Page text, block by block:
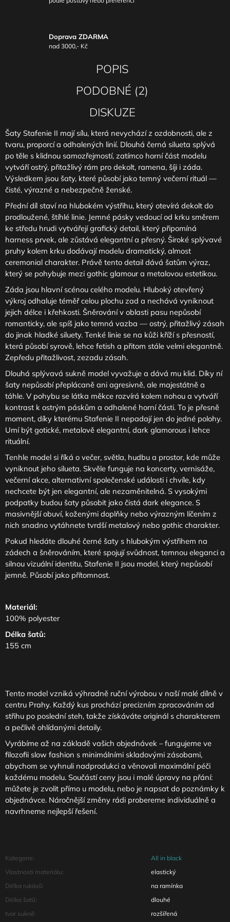
Doprava ZDARMA
nad 3000,- Kč
POPIS
PODOBNÉ (2)
DISKUZE
Šaty Stafenie II mají sílu, která nevychází z ozdobnosti, ale z
tvaru, proporcí a odhalených linií. Dlouhá černá silueta splývá
po těle s klidnou samozřejmostí, zatímco horní část modelu
vytváří ostrý, přitažlivý rám pro dekolt, ramena, šíji i záda.
Výsledkem jsou šaty, které působí jako temný večerní rituál —
čisté, výrazné a nebezpečně ženské.
Přední díl staví na hlubokém výstřihu, který otevírá dekolt do
prodloužené, štíhlé linie. Jemné pásky vedoucí od krku směrem
ke středu hrudi vytvářejí grafický detail, který připomíná
harness prvek, ale zůstává elegantní a přesný. Široké splývavé
pruhy kolem krku dodávají modelu dramatický, almost
ceremonial charakter. Právě tento detail dává šatům výraz,
který se pohybuje mezi gothic glamour a metalovou estetikou.
Záda jsou hlavní scénou celého modelu. Hluboký otevřený
výkroj odhaluje téměř celou plochu zad a nechává vyniknout
jejich délce i křehkosti. Šněrování v oblasti pasu nepůsobí
romanticky, ale spíš jako temná vazba — ostrý, přitažlivý zásah
do jinak hladké siluety. Tenké linie se na kůži kříží s přesností,
která působí syrově, lehce fetish a přitom stále velmi elegantně.
Zepředu přitažlivost, zezadu zásah.
Dlouhá splývavá sukně model vyvažuje a dává mu klid. Díky ní
šaty nepůsobí přeplácaně ani agresivně, ale majestátně a
táhle. V pohybu se látka měkce rozvírá kolem nohou a vytváří
kontrast k ostrým páskům a odhalené horní části. To je přesně
moment, díky kterému Stafenie II nepadají jen do jedné polohy.
Umí být gotické, metalově elegantní, dark glamorous i lehce
rituální.
Tenhle model si říká o večer, světla, hudbu a prostor, kde může
vyniknout jeho silueta. Skvěle funguje na koncerty, vernisáže,
večerní akce, alternativní společenské události i chvíle, kdy
nechcete být jen elegantní, ale nezaměnitelná. S vysokými
podpatky budou šaty působit jako čistá dark elegance. S
masivnější obuví, koženými doplňky nebo výrazným líčením z
nich snadno vytáhnete tvrdší metalový nebo gothic charakter.
Pokud hledáte dlouhé černé šaty s hlubokým výstřihem na
zádech a šněrováním, které spojují svůdnost, temnou eleganci a
silnou vizuální identitu, Stafenie II jsou model, který nepůsobí
jemně. Působí jako přítomnost.
Materiál:
100% polyester
Délka šatů:
155 cm
Tento model vzniká výhradně ruční výrobou v naší malé dílně v
centru Prahy. Každý kus prochází precizním zpracováním od
střihu po poslední steh, takže získáváte originál s charakterem
a pečlivě ohlídanými detaily.
Vyrábíme až na základě vašich objednávek – fungujeme ve
filozofii slow fashion s minimálními skladovými zásobami,
abychom se vyhnuli nadprodukci a věnovali maximální péči
každému modelu. Součástí ceny jsou i malé úpravy na přání:
můžete je zvolit přímo u modelu, nebo je napsat do poznámky k
objednávce. Náročnější změny rádi probereme individuálně a
navrhneme nejlepší řešení.
Kategorie:
All in black
Vlastnosti materiálu:
elastický
Délka rukávů:
na ramínka
Délka šatů:
dlouhé
tvar sukně:
rozšířená